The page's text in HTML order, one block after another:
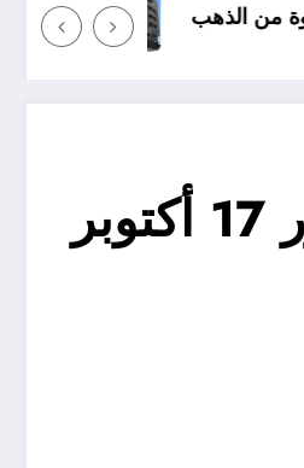
كل شيء عن شراء السكنات في الجزائر بقرض
الرئيس تبون يقف دقيقة صمت ترحما على أرواح شهداء مجازر 17 أكتوبر